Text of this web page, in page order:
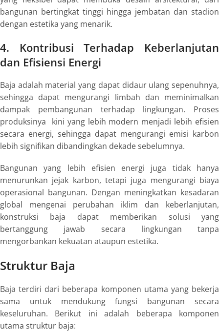
bangunan bertingkat tinggi hingga jembatan dan stadion
dengan estetika yang menarik.
4. Kontribusi Terhadap Keberlanjutan
dan Efisiensi Energi
Baja adalah material yang dapat didaur ulang sepenuhnya,
sehingga dapat mengurangi limbah dan meminimalkan
dampak pembangunan terhadap lingkungan. Proses
produksinya kini yang lebih modern menjadi lebih efisien
secara energi, sehingga dapat mengurangi emisi karbon
lebih signifikan dibandingkan dekade sebelumnya.
Bangunan yang lebih efisien energi juga tidak hanya
menurunkan jejak karbon, tetapi juga mengurangi biaya
operasional bangunan. Dengan meningkatkan kesadaran
global mengenai perubahan iklim dan keberlanjutan,
konstruksi baja dapat memberikan solusi yang
bertanggung jawab secara lingkungan tanpa
mengorbankan kekuatan ataupun estetika.
Struktur Baja
Baja terdiri dari beberapa komponen utama yang bekerja
sama untuk mendukung fungsi bangunan secara
keseluruhan. Berikut ini adalah beberapa komponen
utama struktur baja: